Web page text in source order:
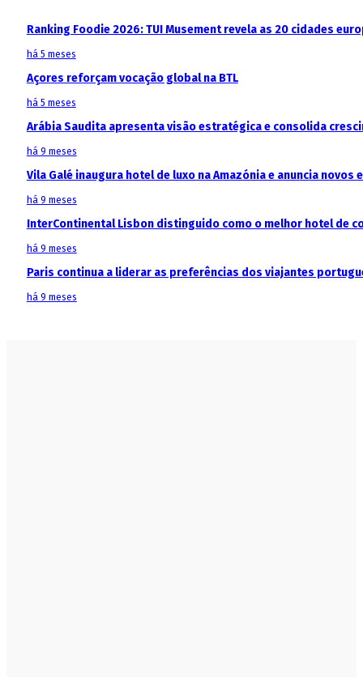
Ranking Foodie 2026: TUI Musement revela as 20 cidades
há 5 meses
Açores reforçam vocação global na BTL
há 5 meses
Arábia Saudita apresenta visão estratégica e consolida
há 9 meses
Vila Galé inaugura hotel de luxo na Amazónia e anuncia
há 9 meses
InterContinental Lisbon distinguido como o melhor hotel de
há 9 meses
Paris continua a liderar as preferências dos viajantes
há 9 meses